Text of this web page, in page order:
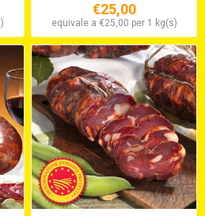
€25,00
equivale a €25,00 per 1 kg(s)